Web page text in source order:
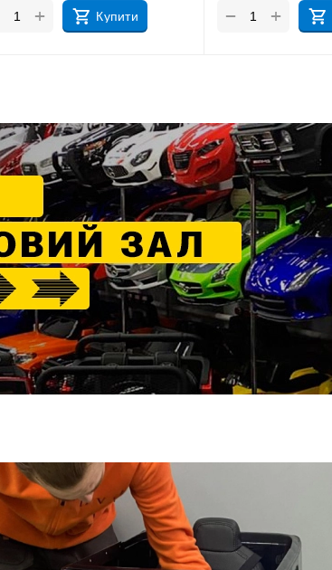
Купити
+ +
−